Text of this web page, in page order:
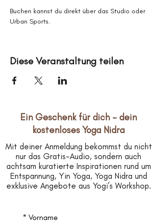
Buchen kannst du direkt über das Studio oder
Urban Sports.
Diese Veranstaltung teilen
Ein Geschenk für dich – dein
kostenloses Yoga Nidra
Mit deiner Anmeldung bekommst du nicht
nur das Gratis-Audio, sondern auch
achtsam kuratierte Inspirationen rund um
Entspannung, Yin Yoga, Yoga Nidra und
exklusive Angebote aus Yogi’s Workshop.
* Vorname